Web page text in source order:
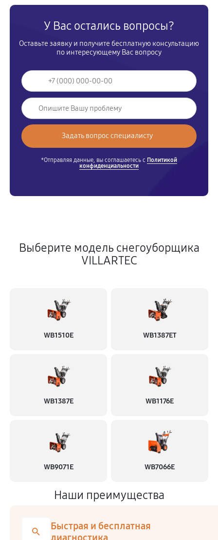
У Вас остались вопросы?
Оставьте заявку и получите бесплатную консультацию
по интересующему Вас вопросу
*Отправляя данные, вы соглашаетесь с Политикой
конфиденциальности
Выберите модель снегоуборщика
VILLARTEC
WB1510E WB1387ET
WB1387E WB1176E
WB9071E WB7066E
Наши преимущества
Быстрая и бесплатная
диагностика